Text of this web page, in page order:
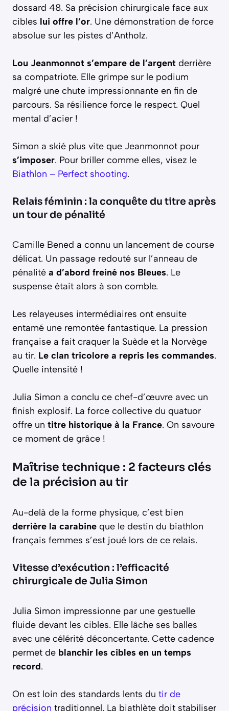
dossard 48. Sa précision chirurgicale face aux
cibles lui offre l’or. Une démonstration de force
absolue sur les pistes d’Antholz.
Lou Jeanmonnot s’empare de l’argent derrière
sa compatriote. Elle grimpe sur le podium
malgré une chute impressionnante en fin de
parcours. Sa résilience force le respect. Quel
mental d’acier !
Simon a skié plus vite que Jeanmonnot pour
s’imposer. Pour briller comme elles, visez le
Biathlon – Perfect shooting.
Relais féminin : la conquête du titre après
un tour de pénalité
Camille Bened a connu un lancement de course
délicat. Un passage redouté sur l’anneau de
pénalité a d’abord freiné nos Bleues. Le
suspense était alors à son comble.
Les relayeuses intermédiaires ont ensuite
entamé une remontée fantastique. La pression
française a fait craquer la Suède et la Norvège
au tir. Le clan tricolore a repris les commandes.
Quelle intensité !
Julia Simon a conclu ce chef-d’œuvre avec un
finish explosif. La force collective du quatuor
offre un titre historique à la France. On savoure
ce moment de grâce !
Maîtrise technique : 2 facteurs clés
de la précision au tir
Au-delà de la forme physique, c’est bien
derrière la carabine que le destin du biathlon
français femmes s’est joué lors de ce relais.
Vitesse d’exécution : l’efficacité
chirurgicale de Julia Simon
Julia Simon impressionne par une gestuelle
fluide devant les cibles. Elle lâche ses balles
avec une célérité déconcertante. Cette cadence
permet de blanchir les cibles en un temps
record.
On est loin des standards lents du tir de
précision traditionnel. La biathlète doit stabiliser